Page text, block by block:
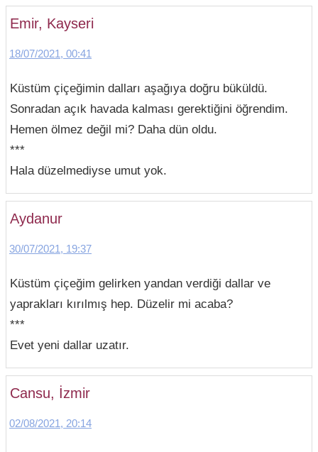
Emir, Kayseri
18/07/2021, 00:41
Küstüm çiçeğimin dalları aşağıya doğru büküldü.
Sonradan açık havada kalması gerektiğini öğrendim.
Hemen ölmez değil mi? Daha dün oldu.
***
Hala düzelmediyse umut yok.
Aydanur
30/07/2021, 19:37
Küstüm çiçeğim gelirken yandan verdiği dallar ve
yaprakları kırılmış hep. Düzelir mi acaba?
***
Evet yeni dallar uzatır.
Cansu, İzmir
02/08/2021, 20:14